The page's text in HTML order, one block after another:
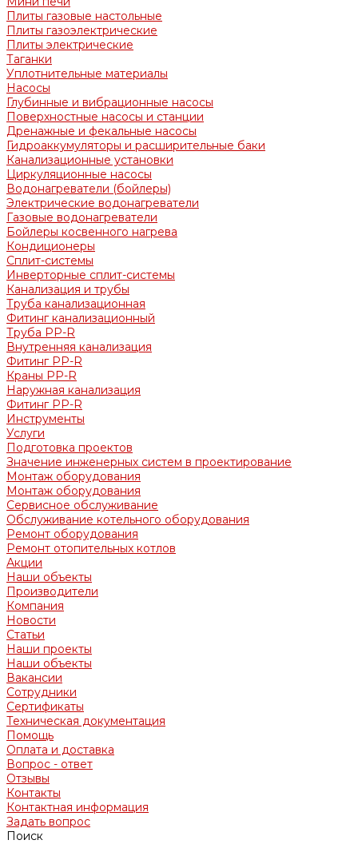
Плиты газовые настольные
Плиты газоэлектрические
Плиты электрические
Таганки
Уплотнительные материалы
Насосы
Глубинные и вибрационные насосы
Поверхностные насосы и станции
Дренажные и фекальные насосы
Гидроаккумуляторы и расширительные баки
Канализационные установки
Циркуляционные насосы
Водонагреватели (бойлеры)
Электрические водонагреватели
Газовые водонагреватели
Бойлеры косвенного нагрева
Кондиционеры
Сплит-системы
Инверторные сплит-системы
Канализация и трубы
Труба канализационная
Фитинг канализационный
Труба PP-R
Внутренняя канализация
Фитинг PP-R
Краны PP-R
Наружная канализация
Фитинг PP-R
Инструменты
Услуги
Подготовка проектов
Значение инженерных систем в проектирование
Монтаж оборудования
Монтаж оборудования
Сервисное обслуживание
Обслуживание котельного оборудования
Ремонт оборудования
Ремонт отопительных котлов
Акции
Наши объекты
Производители
Компания
Новости
Статьи
Наши проекты
Наши объекты
Вакансии
Сотрудники
Сертификаты
Техническая документация
Помощь
Оплата и доставка
Вопрос - ответ
Отзывы
Контакты
Контактная информация
Задать вопрос
Поиск